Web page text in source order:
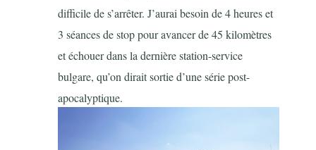
difficile de s’arrêter. J’aurai besoin de 4 heures et
3 séances de stop pour avancer de 45 kilomètres
et échouer dans la dernière station-service
bulgare, qu’on dirait sortie d’une série post-
apocalyptique.